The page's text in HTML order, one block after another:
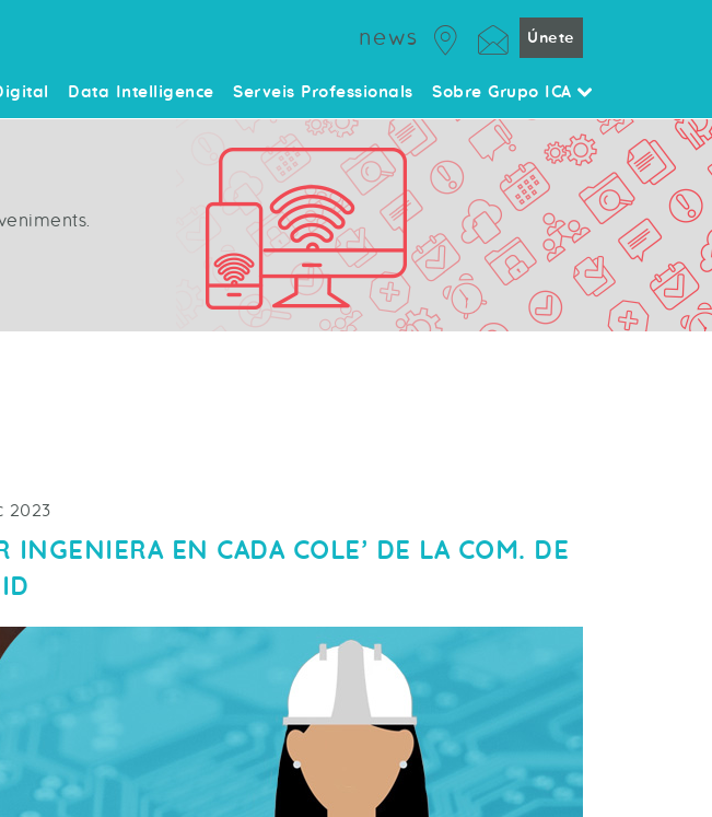
news Únete
Data Intelligence Serveis Professionals Sobre Grupo ICA
2023
EN CADA COLE’ DE LA COM. DE